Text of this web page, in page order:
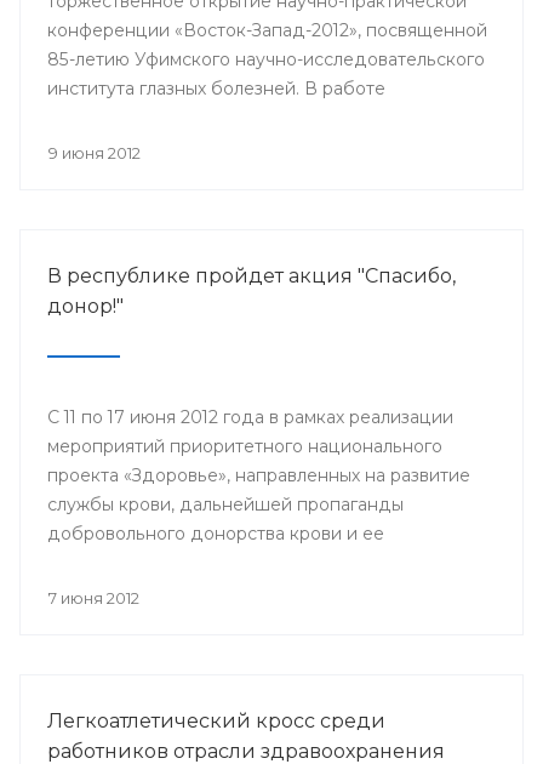
конференции «Восток-Запад-2012», посвященной
85-летию Уфимского научно-исследовательского
института глазных болезней. В работе
ведущих офтальмологов России и мира.
9 июня 2012
В республике пройдет акция "Спасибо,
донор!"
С 11 по 17 июня 2012 года в рамках реализации
мероприятий приоритетного национального
проекта «Здоровье», направленных на развитие
службы крови, дальнейшей пропаганды
добровольного донорства крови и ее
информационная акция «Спасибо, донор!»,
7 июня 2012
Легкоатлетический кросс среди
работников отрасли здравоохранения